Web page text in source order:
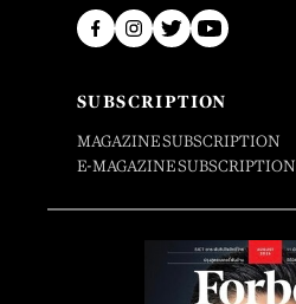
SUBSCRIPTION
MAGAZINE SUBSCRIPTION
E-MAGAZINE SUBSCRIPTION